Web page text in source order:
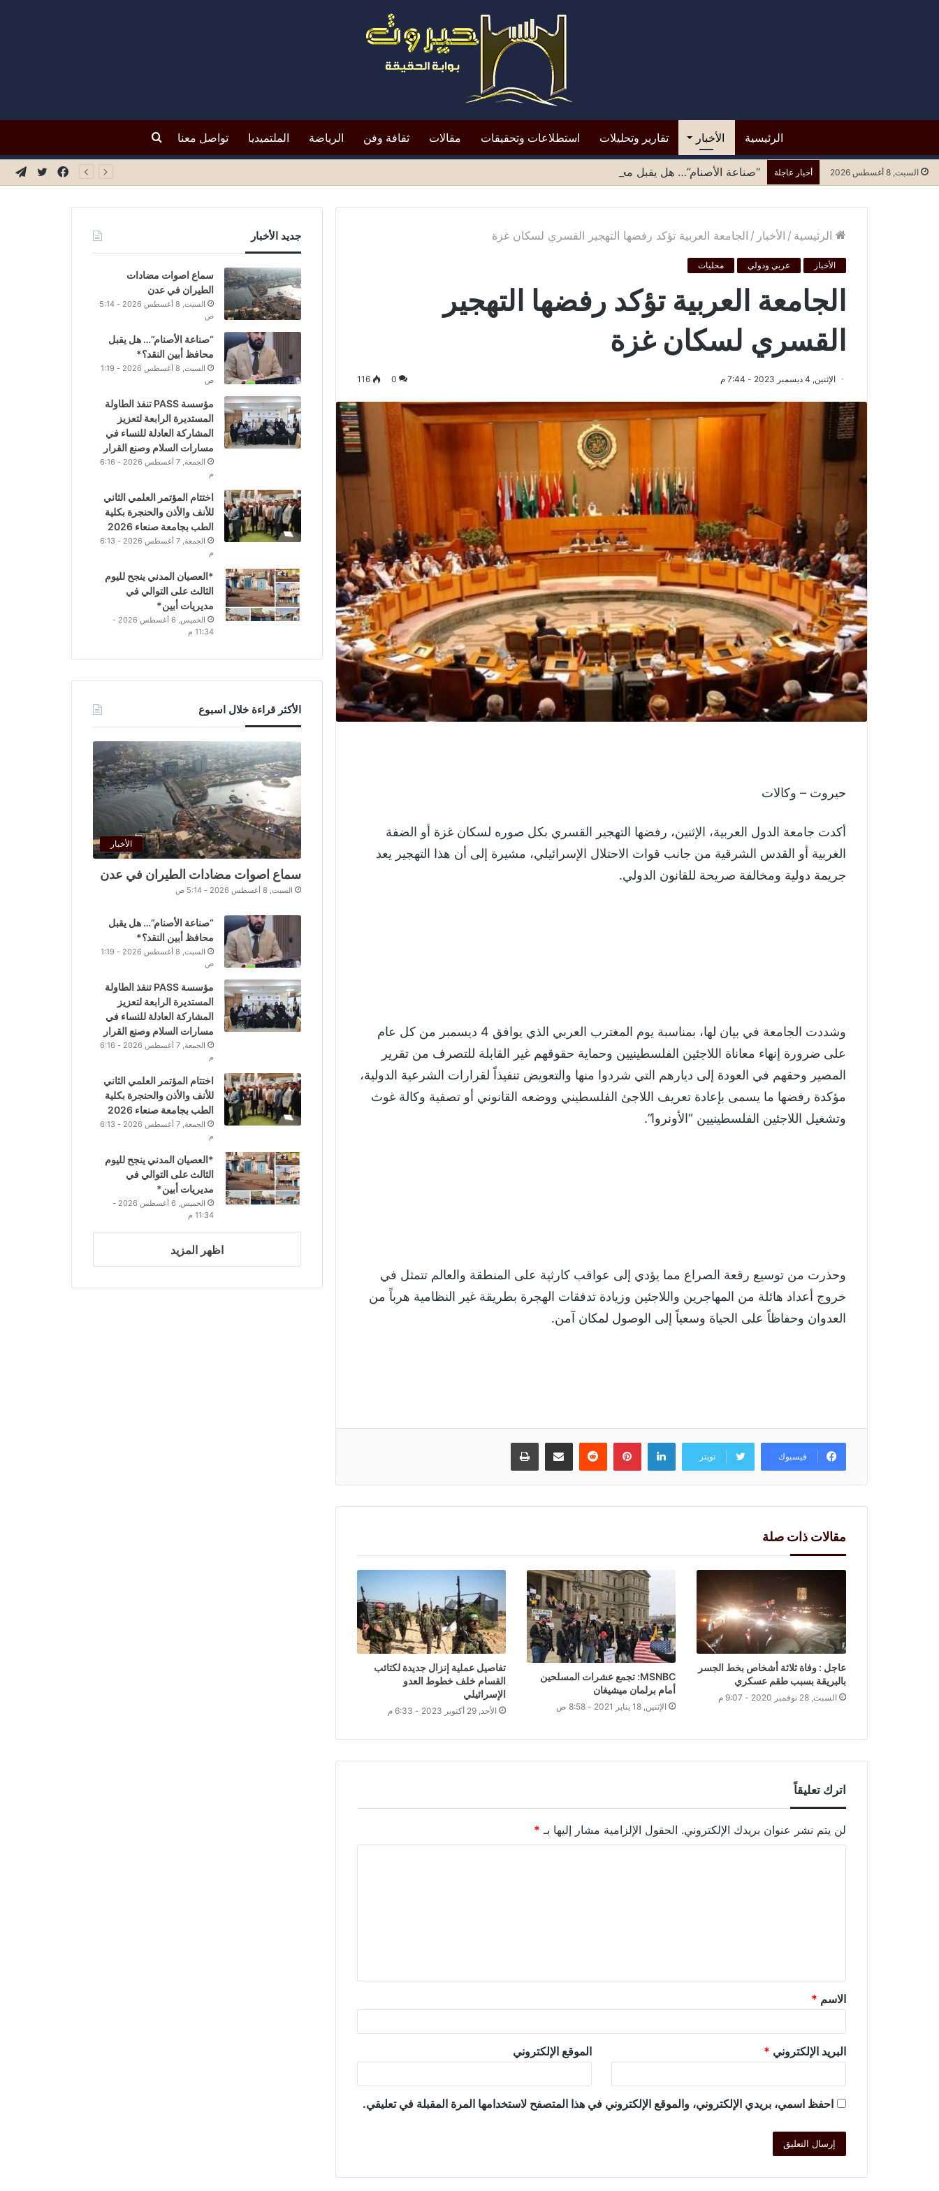
الرئيسية الأخبار تقارير وتحليلات استطلاعات وتحقيقات مقالات ثقافة وفن الرياضة الملتميديا تواصل معنا بحث
السبت, 8 أغسطس 2026 أخبار عاجلة “صناعة الأصنام”… هل يقبل محافظ أبين النقد؟* تويتر
فيسبوك
الرئيسية / الأخبار / الجامعة العربية تؤكد رفضها التهجير القسري لسكان غزة
الأخبار عربي ودولي محليات
الجامعة العربية تؤكد رفضها التهجير
القسري لسكان غزة
الإثنين, 4 ديسمبر 2023 - 7:44 م 0
116
حيروت – وكالات
أكدت جامعة الدول العربية، الإثنين، رفضها التهجير القسري بكل صوره لسكان غزة أو الضفة
الغربية أو القدس الشرقية من جانب قوات الاحتلال الإسرائيلي، مشيرة إلى أن هذا التهجير يعد
جريمة دولية ومخالفة صريحة للقانون الدولي.
وشددت الجامعة في بيان لها، بمناسبة يوم المغترب العربي الذي يوافق 4 ديسمبر من كل عام
على ضرورة إنهاء معاناة اللاجئين الفلسطينيين وحماية حقوقهم غير القابلة للتصرف من تقرير
المصير وحقهم في العودة إلى ديارهم التي شردوا منها والتعويض تنفيذاً لقرارات الشرعية الدولية،
مؤكدة رفضها ما يسمى بإعادة تعريف اللاجئ الفلسطيني ووضعه القانوني أو تصفية وكالة غوث
وتشغيل اللاجئين الفلسطينيين “الأونروا”.
وحذرت من توسيع رقعة الصراع مما يؤدي إلى عواقب كارثية على المنطقة والعالم تتمثل في
خروج أعداد هائلة من المهاجرين واللاجئين وزيادة تدفقات الهجرة بطريقة غير النظامية هرباً من
العدوان وحفاظاً على الحياة وسعياً إلى الوصول لمكان آمن.
فيسبوك تويتر
لينكدإنبينتيريست
‏Reddit مشاركة عبر البريد طباعة
مقالات ذات صلة
عاجل : وفاة ثلاثة أشخاص بخط الجسر
بالبريقة بسبب طقم عسكري
السبت, 28 نوفمبر 2020 - 9:07 م
MSNBC: تجمع عشرات المسلحين
أمام برلمان ميشيغان
الإثنين, 18 يناير 2021 - 8:58 ص
تفاصيل عملية إنزال جديدة لكتائب
القسام خلف خطوط العدو
الإسرائيلي
الأحد, 29 أكتوبر 2023 - 6:33 م
اترك تعليقاً
لن يتم نشر عنوان بريدك الإلكتروني. الحقول الإلزامية مشار إليها بـ *
الاسم *
البريد الإلكتروني * الموقع الإلكتروني
احفظ اسمي، بريدي الإلكتروني، والموقع الإلكتروني في هذا المتصفح لاستخدامها المرة المقبلة في تعليقي.
جديد الأخبار
سماع اصوات مضادات
الطيران في عدن
السبت, 8 أغسطس 2026 - 5:14
ص
“صناعة الأصنام”… هل يقبل
محافظ أبين النقد؟*
السبت, 8 أغسطس 2026 - 1:19
ص
مؤسسة PASS تنفذ الطاولة
المستديرة الرابعة لتعزيز
المشاركة العادلة للنساء في
مسارات السلام وصنع القرار
الجمعة, 7 أغسطس 2026 - 6:16
م
اختتام المؤتمر العلمي الثاني
للأنف والأذن والحنجرة بكلية
الطب بجامعة صنعاء 2026
الجمعة, 7 أغسطس 2026 - 6:13
م
*العصيان المدني ينجح لليوم
الثالث على التوالي في
مديريات أبين*
الخميس, 6 أغسطس 2026 -
11:34 م
الأكثر قراءة خلال اسبوع
الأخبار
سماع اصوات مضادات الطيران في عدن
السبت, 8 أغسطس 2026 - 5:14 ص
“صناعة الأصنام”… هل يقبل
محافظ أبين النقد؟*
السبت, 8 أغسطس 2026 - 1:19
ص
مؤسسة PASS تنفذ الطاولة
المستديرة الرابعة لتعزيز
المشاركة العادلة للنساء في
مسارات السلام وصنع القرار
الجمعة, 7 أغسطس 2026 - 6:16
م
اختتام المؤتمر العلمي الثاني
للأنف والأذن والحنجرة بكلية
الطب بجامعة صنعاء 2026
الجمعة, 7 أغسطس 2026 - 6:13
م
*العصيان المدني ينجح لليوم
الثالث على التوالي في
مديريات أبين*
الخميس, 6 أغسطس 2026 -
11:34 م
اظهر المزيد